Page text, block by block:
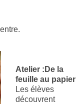
Atelier : De la
feuille au papier
Les élèves
découvrent